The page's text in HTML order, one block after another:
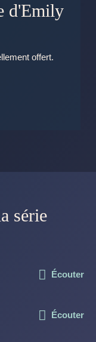
offert.
série
Écouter
Écouter